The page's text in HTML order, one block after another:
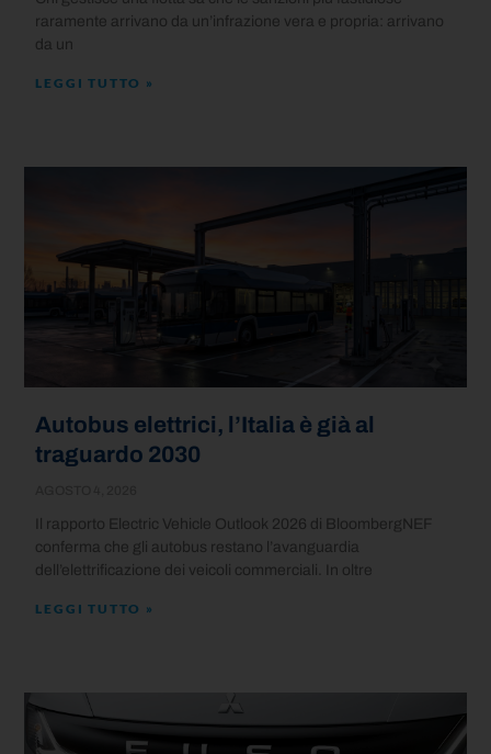
raramente arrivano da un’infrazione vera e propria: arrivano
da un
LEGGI TUTTO »
Autobus elettrici, l’Italia è già al
traguardo 2030
Il rapporto Electric Vehicle Outlook 2026 di BloombergNEF
conferma che gli autobus restano l’avanguardia
dell’elettrificazione dei veicoli commerciali. In oltre
LEGGI TUTTO »